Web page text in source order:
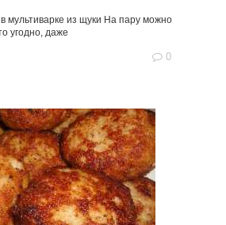
мультиварке из щуки На пару можно
угодно, даже
0